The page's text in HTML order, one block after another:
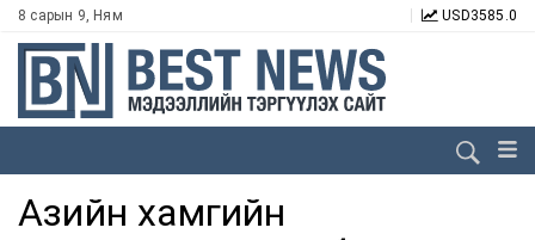
8 сарын 9, Ням USD3585.0
Азийн хамгийн